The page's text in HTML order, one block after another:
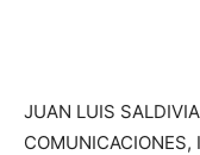
JUAN LUIS
COMUNICACIONES,